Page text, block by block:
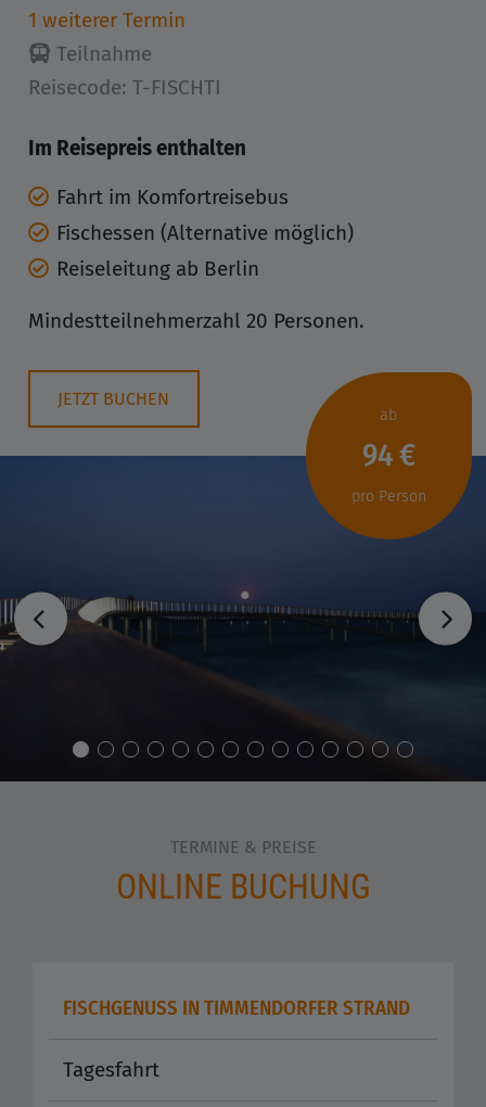
1 weiterer Termin
Teilnahme
Reisecode: T-FISCHTI
Im Reisepreis enthalten
Fahrt im Komfortreisebus
Fischessen (Alternative möglich)
Reiseleitung ab Berlin
Mindestteilnehmerzahl 20 Personen.
JETZT BUCHEN
ab
94 €
pro Person
TERMINE & PREISE
ONLINE BUCHUNG
FISCHGENUSS IN TIMMENDORFER STRAND
Tagesfahrt